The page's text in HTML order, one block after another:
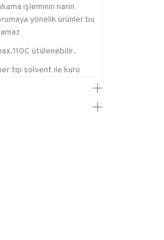
işleminin narin
yönelik ürünler bu
ütülenebilir.
tip solvent ile kuru